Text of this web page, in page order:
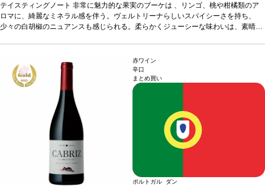
しい酸味が支え、調和がとれていて親しみやすい。口当たりも良く、すぐに愉しめ
る一本。葡萄品種100% グリューナー・ヴェルトリーナー葡萄品種サステナブル
認証*本ヴィンテージが在庫切れの場合、在庫があり価格が同様の場合は自動的に
テイスティングノート 非常に魅力的な果実のブーケは 、リンゴ、桃や柑橘類のア
ロマに、綺麗なミネラル感を伴う。ヴェルトリーナらしいスパイシーさを持ち、
少々の白胡椒のニュアンスも感じられる。柔らかくジューシーな味わいは、素晴ら
*本ヴィンテージが在庫切れの場合、在庫があり価格が同様の場合は自動的に
次のヴィンテージに変更されます、ご了承ください。
赤ワイン
辛口
まとめ買い
ポルトガル ダン